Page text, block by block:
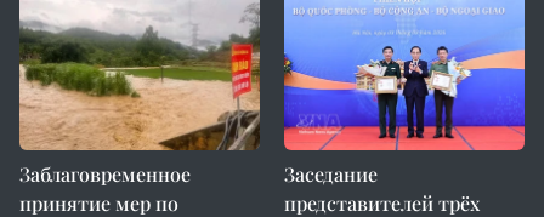
Заблаговременное
принятие мер по
Заседание
представителей трёх